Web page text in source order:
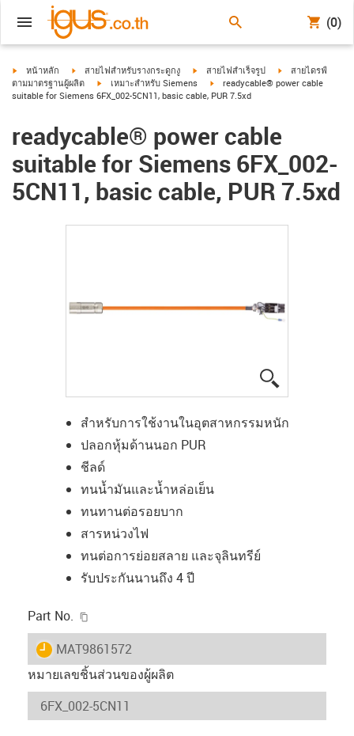
(0)
igus-icon-arrow-right
หน้าหลัก igus-icon-arrow-right
สายไฟสำหรับรางกระดูกงู igus-icon-arrow-right
สายไฟสำเร็จรูป igus-icon-arrow-
สายไดรฟ์
ตามมาตรฐานผู้ผลิต
igus-icon-arrow-right
เหมาะสำหรับ Siemens igus-icon-arrow-right
readycable® power cable
suitable for Siemens 6FX_002-5CN11, basic cable, PUR 7.5xd
readycable® power cable
suitable for Siemens 6FX_002-
5CN11, basic cable, PUR 7.5xd
สำหรับการใช้งานในอุตสาหกรรมหนัก
ปลอกหุ้มด้านนอก PUR
ชีลด์
ทนน้ำมันและน้ำหล่อเย็น
ทนทานต่อรอยบาก
สารหน่วงไฟ
ทนต่อการย่อยสลาย และจุลินทรีย์
รับประกันนานถึง 4 ปี
Part No.
igus-icon-lieferzeit
MAT9861572
หมายเลขชิ้นส่วนของผู้ผลิต